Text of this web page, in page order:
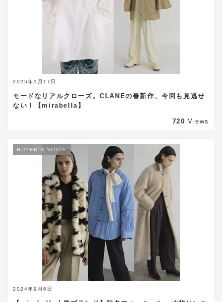
2025年1月17日
モードなリアルクローズ。CLANEの春新作、今回も見逃せ
ない！【mirabella】
720 Views
2024年9月6日
BUYER`S VOICE